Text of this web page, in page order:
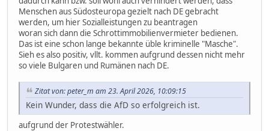
Menschen aus Südosteuropa gezielt nach DE gebracht
werden, um hier Sozialleistungen zu beantragen
woran sich dann die Schrottimmobilienvermieter bedienen.
Das ist eine schon lange bekannte üble kriminelle "Masche".
Sieh es also positiv, vllt. kommen aufgrund dessen nicht mehr
so viele Bulgaren und Rumänen nach DE.
Zitat von: peter_m am 23. April 2026, 10:09:15
Kein Wunder, dass die AfD so erfolgreich ist.
aufgrund der Protestwähler.